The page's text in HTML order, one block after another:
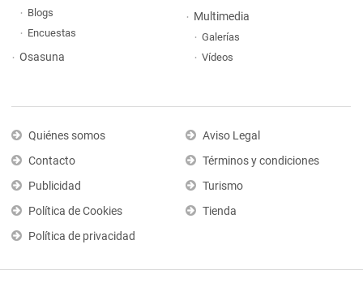
Blogs
Encuestas
Osasuna
Multimedia
Galerías
Vídeos
Quiénes somos
Contacto
Publicidad
Política de Cookies
Política de privacidad
Aviso Legal
Términos y condiciones
Turismo
Tienda